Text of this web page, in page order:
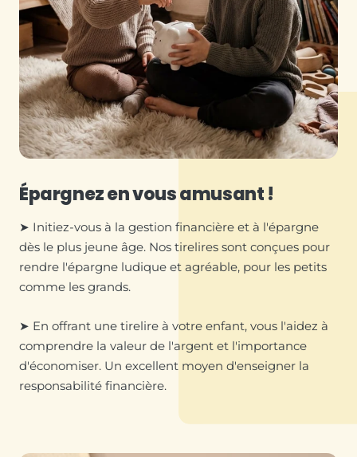
Épargnez en vous amusant !
➤ Initiez-vous à la gestion financière et à l'épargne
dès le plus jeune âge. Nos tirelires sont conçues pour
rendre l'épargne ludique et agréable, pour les petits
comme les grands.
➤ En offrant une tirelire à votre enfant, vous l'aidez à
comprendre la valeur de l'argent et l'importance
d'économiser. Un excellent moyen d'enseigner la
responsabilité financière.